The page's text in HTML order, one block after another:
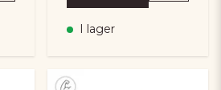
I lager